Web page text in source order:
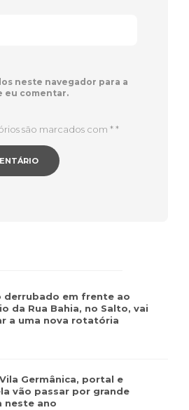
neste navegador para a
eu comentar.
são marcados com **
derrubado em frente ao
da Rua Bahia, no Salto, vai
a uma nova rotatória
Germânica, portal e
vão passar por grande
neste ano